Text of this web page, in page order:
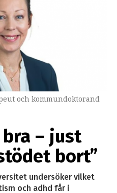
och kommundoktorand
– just
bort”
undersöker vilket
och adhd får i